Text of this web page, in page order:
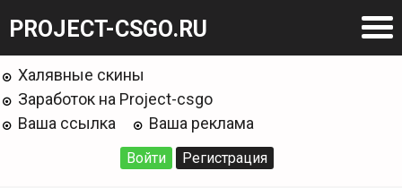
PROJECT-CSGO.RU
Халявные скины
Заработок на Project-csgo
Ваша ссылка
Ваша реклама
Войти Регистрация